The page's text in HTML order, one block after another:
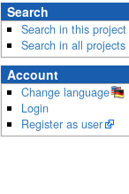
Search
Search in this project
Search in all projects
Account
Change language
Login
Register as user